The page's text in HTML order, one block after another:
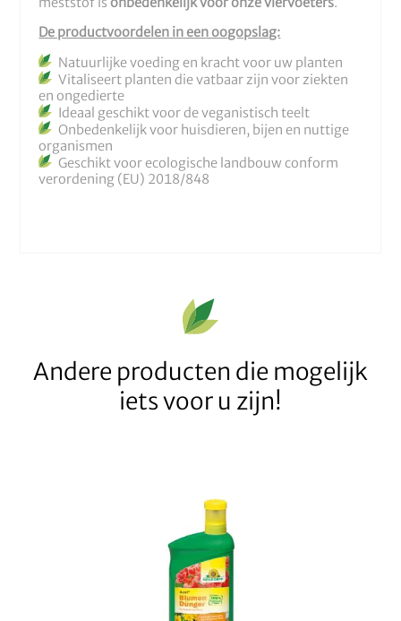
De productvoordelen in een oogopslag:
Natuurlijke voeding en kracht voor uw planten
Vitaliseert planten die vatbaar zijn voor ziekten
en ongedierte
Ideaal geschikt voor de veganistisch teelt
Onbedenkelijk voor huisdieren, bijen en nuttige
organismen
Geschikt voor ecologische landbouw conform
verordening (EU) 2018/848
Andere producten die mogelijk
iets voor u zijn!